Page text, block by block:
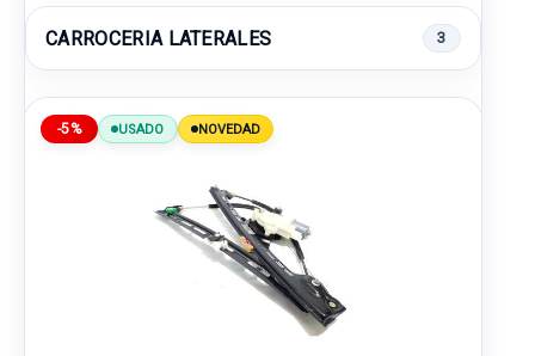
CARROCERIA LATERALES 3
-5% USADO NOVEDAD